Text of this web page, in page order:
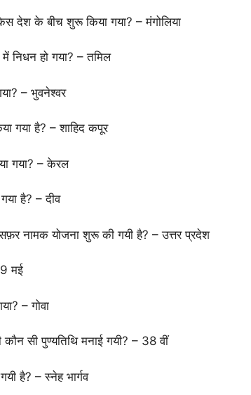
देश के बीच शुरू किया गया? – मंगोलिया
निधन हो गया? – तमिल
– भुवनेश्वर
गया है? – शाहिद कपूर
गया? – केरल
है? – दीव
सफ़र नामक योजना शुरू की गयी है? – उत्तर प्रदेश
मई
– गोवा
सी पुण्यतिथि मनाई गयी? – 38 वीं
है? – स्नेह भार्गव